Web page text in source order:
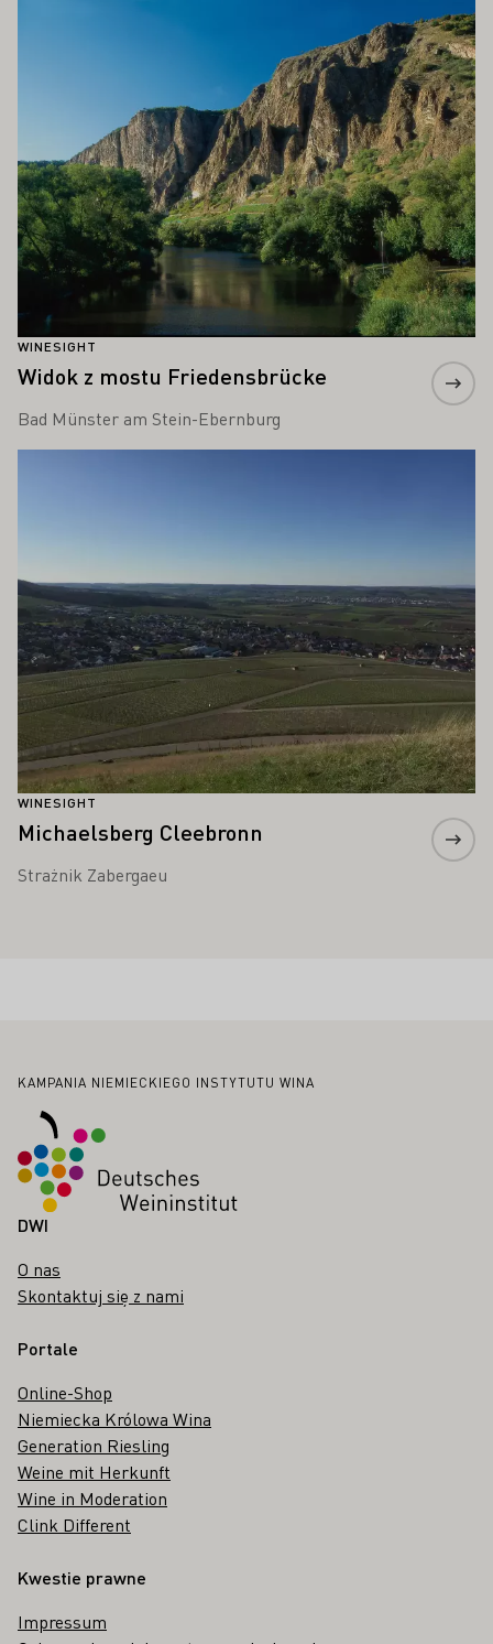
WINESIGHT
Widok z mostu Friedensbrücke
Bad Münster am Stein-Ebernburg
WINESIGHT
Michaelsberg Cleebronn
Strażnik Zabergaeu
Stopka
KAMPANIA NIEMIECKIEGO INSTYTUTU WINA
DWI
O nas
Skontaktuj się z nami
Portale
Online-Shop
Niemiecka Królowa Wina
Generation Riesling
Weine mit Herkunft
Wine in Moderation
Clink Different
Kwestie prawne
Impressum